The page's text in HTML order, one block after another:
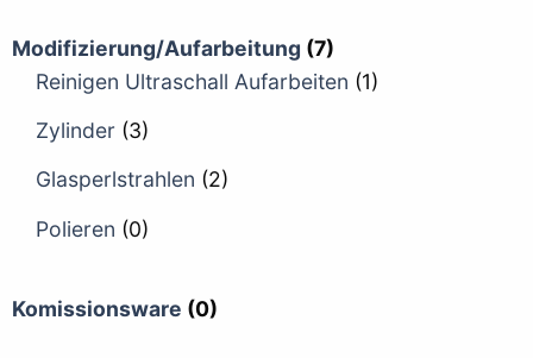
Modifizierung/Aufarbeitung (7)
Reinigen Ultraschall Aufarbeiten (1)
Zylinder (3)
Glasperlstrahlen (2)
Polieren (0)
Komissionsware (0)